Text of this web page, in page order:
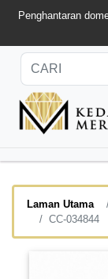
Penghantaran
Laman Utama
CC-034844